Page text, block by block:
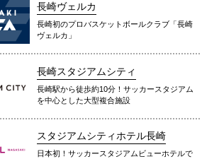
長崎ヴェルカ
長崎初のプロバスケットボールクラブ「長崎
ヴェルカ」
長崎スタジアムシティ
長崎駅から徒歩約10分！サッカースタジアム
を中心とした大型複合施設
スタジアムシティホテル長崎
日本初！サッカースタジアムビューホテルで